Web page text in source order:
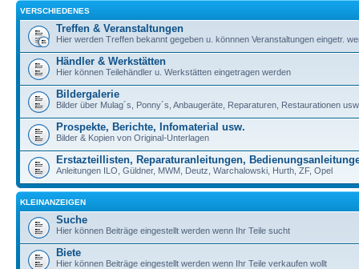
VERSCHIEDENES
Treffen & Veranstaltungen
Hier werden Treffen bekannt gegeben u. könnnen Veranstaltungen eingetr.
Händler & Werkstätten
Hier können Teilehändler u. Werkstätten eingetragen werden
Bildergalerie
Bilder über Mulag´s, Ponny´s, Anbaugeräte, Reparaturen, Restaurationen
Prospekte, Berichte, Infomaterial usw.
Bilder & Kopien von Original-Unterlagen
Erstazteillisten, Reparaturanleitungen,
Anleitungen ILO, Güldner, MWM, Deutz, Warchalowski, Hurth, ZF, Opel
KLEINANZEIGEN
Suche
Hier können Beiträge eingestellt werden wenn Ihr Teile sucht
Biete
Hier können Beiträge eingestellt werden wenn Ihr Teile verkaufen wollt